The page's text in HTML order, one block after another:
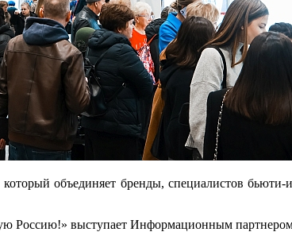
объединяет бренды, специалистов
Россию!» выступает Информационным